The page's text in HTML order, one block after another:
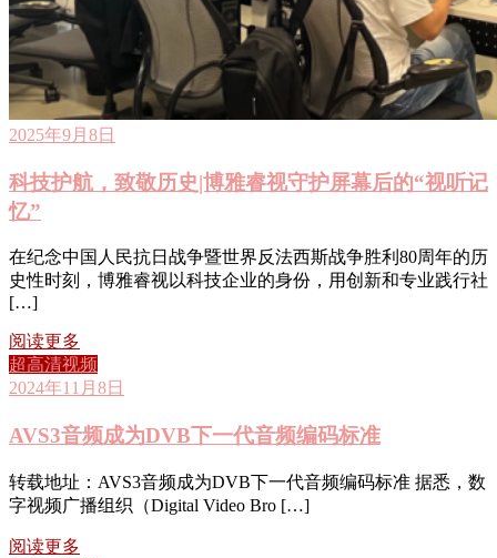
2025年9月8日
科技护航，致敬历史|博雅睿视守护屏幕后的“视听记
忆”
在纪念中国人民抗日战争暨世界反法西斯战争胜利80周年的历
史性时刻，博雅睿视以科技企业的身份，用创新和专业践行社
[…]
阅读更多
超高清视频
2024年11月8日
AVS3音频成为DVB下一代音频编码标准
转载地址：AVS3音频成为DVB下一代音频编码标准 据悉，数
字视频广播组织（Digital Video Bro […]
阅读更多